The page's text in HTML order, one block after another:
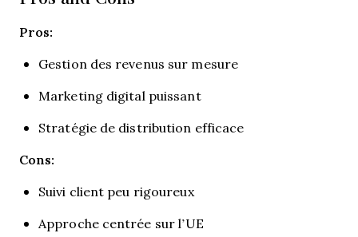
Pros:
Gestion des revenus sur mesure
Marketing digital puissant
Stratégie de distribution efficace
Cons:
Suivi client peu rigoureux
Approche centrée sur l’UE